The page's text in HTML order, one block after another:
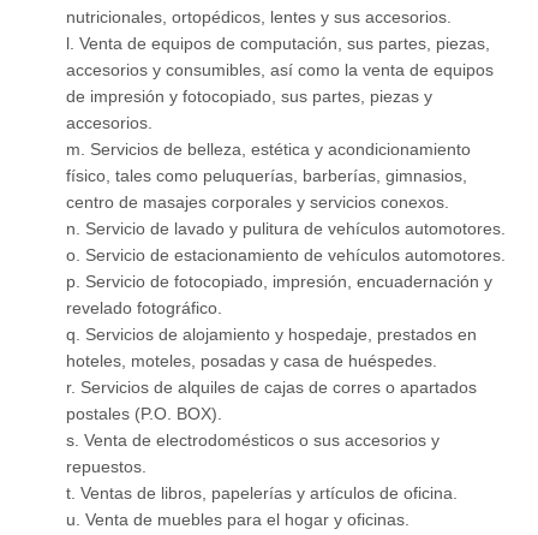
nutricionales, ortopédicos, lentes y sus accesorios.
l. Venta de equipos de computación, sus partes, piezas,
accesorios y consumibles, así como la venta de equipos
de impresión y fotocopiado, sus partes, piezas y
accesorios.
m. Servicios de belleza, estética y acondicionamiento
físico, tales como peluquerías, barberías, gimnasios,
centro de masajes corporales y servicios conexos.
n. Servicio de lavado y pulitura de vehículos automotores.
o. Servicio de estacionamiento de vehículos automotores.
p. Servicio de fotocopiado, impresión, encuadernación y
revelado fotográfico.
q. Servicios de alojamiento y hospedaje, prestados en
hoteles, moteles, posadas y casa de huéspedes.
r. Servicios de alquiles de cajas de corres o apartados
postales (P.O. BOX).
s. Venta de electrodomésticos o sus accesorios y
repuestos.
t. Ventas de libros, papelerías y artículos de oficina.
u. Venta de muebles para el hogar y oficinas.